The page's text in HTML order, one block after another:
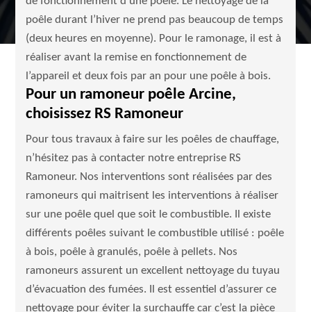
poêle durant l’hiver ne prend pas beaucoup de temps
(deux heures en moyenne). Pour le ramonage, il est à
réaliser avant la remise en fonctionnement de
l’appareil et deux fois par an pour une poêle à bois.
Pour un ramoneur poêle Arcine,
choisissez RS Ramoneur
Pour tous travaux à faire sur les poêles de chauffage,
n’hésitez pas à contacter notre entreprise RS
Ramoneur. Nos interventions sont réalisées par des
ramoneurs qui maitrisent les interventions à réaliser
sur une poêle quel que soit le combustible. Il existe
différents poêles suivant le combustible utilisé : poêle
à bois, poêle à granulés, poêle à pellets. Nos
ramoneurs assurent un excellent nettoyage du tuyau
d’évacuation des fumées. Il est essentiel d’assurer ce
nettoyage pour éviter la surchauffe car c’est la pièce